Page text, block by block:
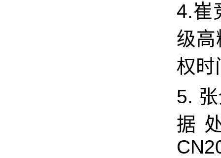
4.崔
级
权时
5.
据